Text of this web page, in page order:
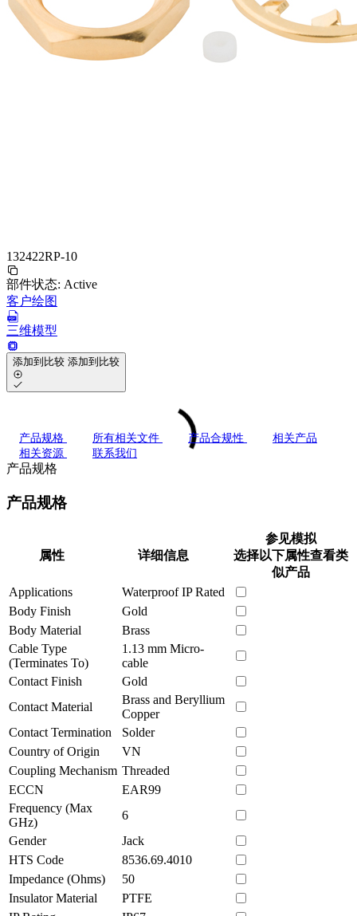
132422RP-10
部件状态: Active
客户绘图
三维模型
添加到比较 添加到比较
产品规格 所有相关文件 产品合规性
相关产品
相关资源
联系我们
产品规格
产品规格
属性 详细信息
参见模拟
选择以下属性查看类
似产品
Applications
Waterproof IP Rated
Body Finish
Gold
Body Material
Brass
Cable Type
(Terminates To)
1.13 mm Micro-
cable
Contact Finish
Gold
Contact Material
Brass and Beryllium
Copper
Contact Termination
Solder
Country of Origin
VN
Coupling Mechanism Threaded
ECCN
EAR99
Frequency (Max
GHz)
6
Gender
Jack
HTS Code
8536.69.4010
Impedance (Ohms)
50
Insulator Material
PTFE